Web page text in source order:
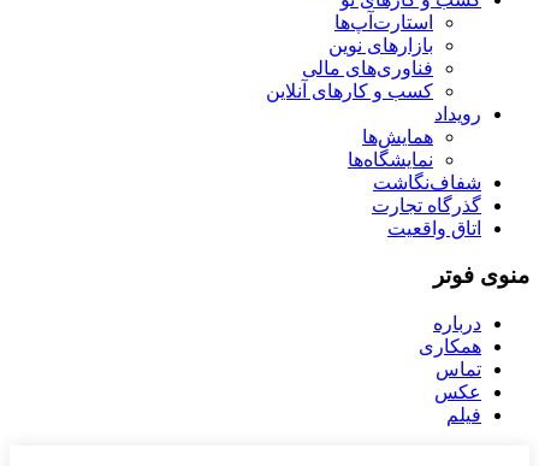
استارت‌آپ‌ها
بازارهای نوین
فناوری‌های مالی
کسب و کارهای آنلاین
رویداد
همایش‌ها
نمایشگاه‌ها
شفاف‌نگاشت
گذرگاه تجارت
اتاق واقعیت
منوی فوتر
درباره
همکاری
تماس
عکس
فیلم